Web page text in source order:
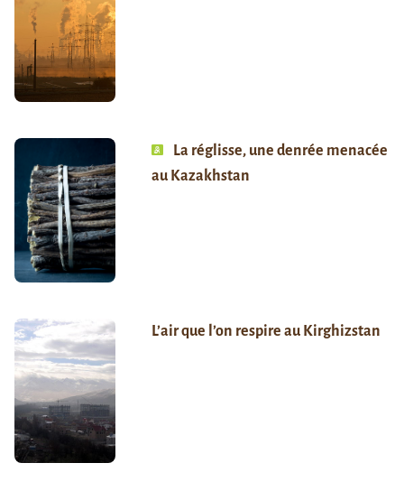
La réglisse, une denrée menacée
au Kazakhstan
L’air que l’on respire au Kirghizstan